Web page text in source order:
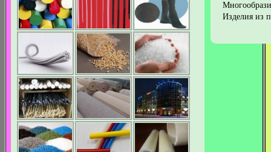
Изделия из